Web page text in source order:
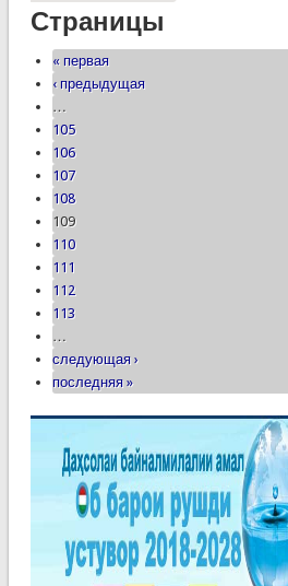
Страницы
« первая
‹ предыдущая
…
105
106
107
108
109
110
111
112
113
…
следующая ›
последняя »